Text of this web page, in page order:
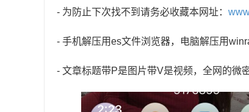
- 为防止下次找不到请务必收藏本网址：
- 手机解压用es文件浏览器，电脑解压用
- 文章标题带P是图片带V是视频，全网的微